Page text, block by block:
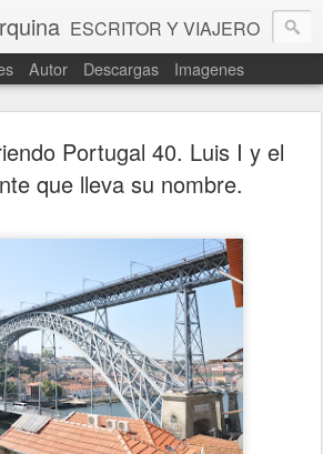
ESCRITOR Y VIAJERO
Autor Descargas Imagenes
Portugal 40. Luis I y el
que lleva su nombre.